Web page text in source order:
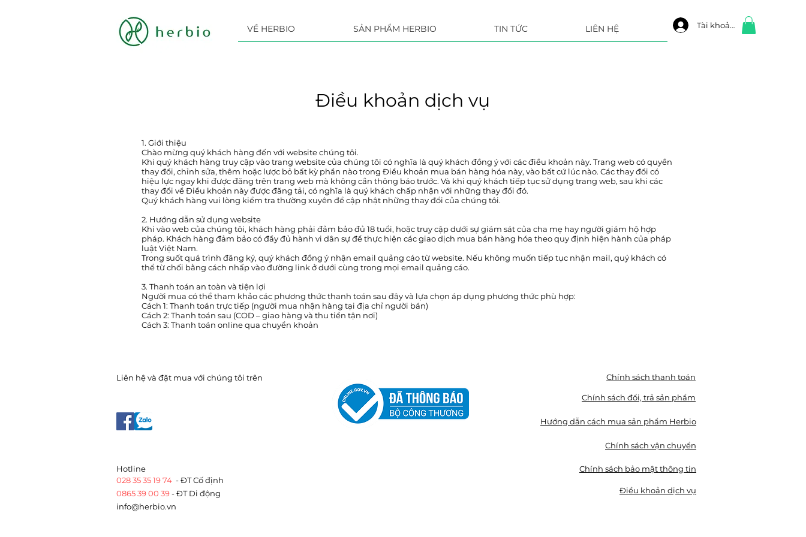
VỀ HERBIO SẢN PHẨM HERBIO TIN TỨC LIÊN HỆ Tài khoản
Điều khoản dịch vụ
1. Giới thiệu
Chào mừng quý khách hàng đến với website chúng tôi.
Khi quý khách hàng truy cập vào trang website của chúng tôi có nghĩa là quý khách đồng ý với các điều khoản này. Trang web có quyền
thay đổi, chỉnh sửa, thêm hoặc lược bỏ bất kỳ phần nào trong Điều khoản mua bán hàng hóa này, vào bất cứ lúc nào. Các thay đổi có
hiệu lực ngay khi được đăng trên trang web mà không cần thông báo trước. Và khi quý khách tiếp tục sử dụng trang web, sau khi các
thay đổi về Điều khoản này được đăng tải, có nghĩa là quý khách chấp nhận với những thay đổi đó.
Quý khách hàng vui lòng kiểm tra thường xuyên để cập nhật những thay đổi của chúng tôi.
2. Hướng dẫn sử dụng website
Khi vào web của chúng tôi, khách hàng phải đảm bảo đủ 18 tuổi, hoặc truy cập dưới sự giám sát của cha mẹ hay người giám hộ hợp
pháp. Khách hàng đảm bảo có đầy đủ hành vi dân sự để thực hiện các giao dịch mua bán hàng hóa theo quy định hiện hành của pháp
luật Việt Nam.
Trong suốt quá trình đăng ký, quý khách đồng ý nhận email quảng cáo từ website. Nếu không muốn tiếp tục nhận mail, quý khách có
thể từ chối bằng cách nhấp vào đường link ở dưới cùng trong mọi email quảng cáo.
3. Thanh toán an toàn và tiện lợi
Người mua có thể tham khảo các phương thức thanh toán sau đây và lựa chọn áp dụng phương thức phù hợp:
Cách 1: Thanh toán trực tiếp (người mua nhận hàng tại địa chỉ người bán)
Cách 2: Thanh toán sau (COD – giao hàng và thu tiền tận nơi)
Cách 3: Thanh toán online qua chuyển khoản
Liên hệ và đặt mua với chúng tôi trên Chính sách thanh toán
Chính sách đổi, trả sản phẩm
Hướng dẫn cách mua sản phẩm Herbio
Chính sách vận chuyển
​Hotline
028 35 35 19 74 - ĐT Cố định
0865 39 00 39- ĐT Di động
info@herbio.vn
Chính sách bảo mật thông tin
Điều khoản dịch vụ